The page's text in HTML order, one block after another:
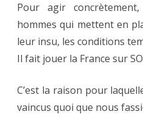
Pour agir
hommes qui mettent en
leur insu, les conditions
Il fait jouer la France sur
C’est la raison pour
vaincus quoi que nous